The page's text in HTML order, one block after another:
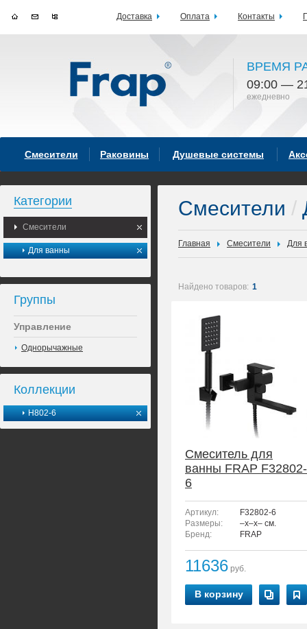
ВРЕМЯ
09:00 —
ежедневно
Смесители Раковины Душевые системы
Категории
Смесители
Для ванны
Группы
Управление
Однорычажные
Коллекции
H802-6
Смесители /
Главная Смесители Для
Найдено товаров: 1
Смеситель для
ванны FRAP F32802-
6
Артикул:
F32802-6
Размеры:
–x–x– см.
Бренд:
FRAP
11636 руб.
В корзину
Доставка Оплата Контакты